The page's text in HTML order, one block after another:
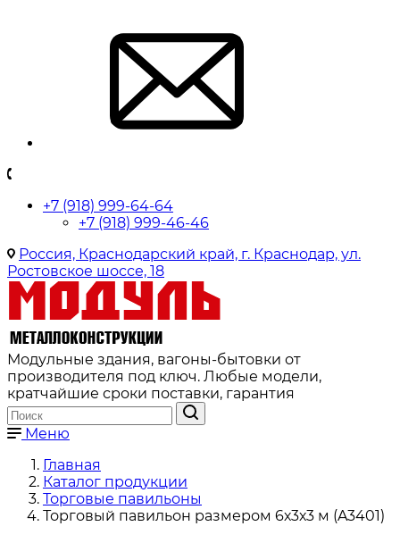
+7 (918) 999-64-64
+7 (918) 999-46-46
Россия, Краснодарский край, г. Краснодар, ул.
Ростовское шоссе, 18
Модульные здания, вагоны-бытовки от
производителя под ключ. Любые модели,
кратчайшие сроки поставки, гарантия
Меню
Главная
Каталог продукции
Торговые павильоны
Торговый павильон размером 6х3х3 м (A3401)